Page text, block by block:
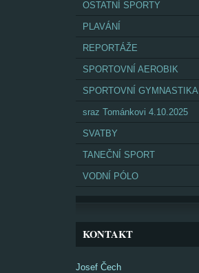
OSTATNÍ SPORTY
PLAVÁNÍ
REPORTÁŽE
SPORTOVNÍ AEROBIK
SPORTOVNÍ GYMNASTIKA
sraz Tománkovi 4.10.2025
SVATBY
TANEČNÍ SPORT
VODNÍ PÓLO
KONTAKT
Josef Čech